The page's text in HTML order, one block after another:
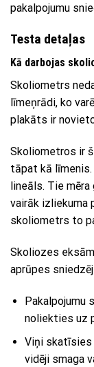
pakalpojumu
Testa detaļas
Kā darbojas
Skoliometrs
līmeņrādi, ko
plakāts ir
Skoliometros ir
tāpat kā līmenis.
lineāls. Tie mēra
vairāk izliekuma
skoliometrs to
Skoliozes
aprūpes
Pakalpojumu
noliekties uz
Viņi skatīsies
vidēji smaga